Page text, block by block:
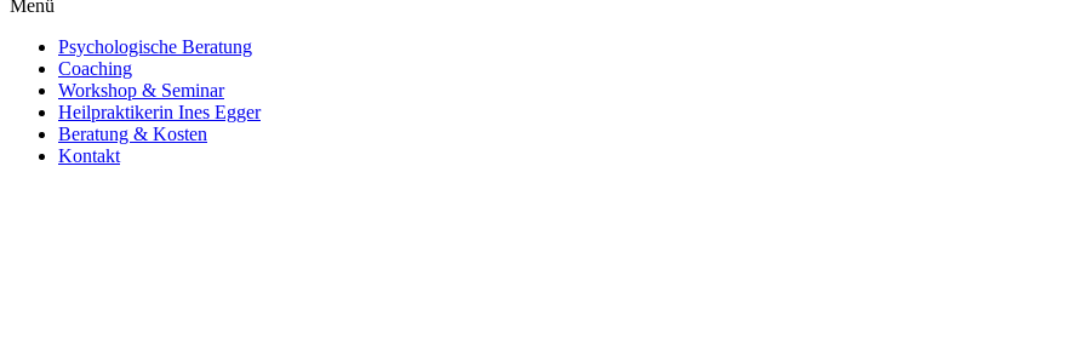
Menü
Psychologische Beratung
Coaching
Workshop & Seminar
Heilpraktikerin Ines Egger
Beratung & Kosten
Kontakt